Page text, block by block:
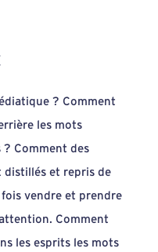
Plage
prix :
11,50 €
à
23,00 €
? Comment
les mots
? Comment des
distillés et repris de
vendre et prendre
Comment
les esprits les mots